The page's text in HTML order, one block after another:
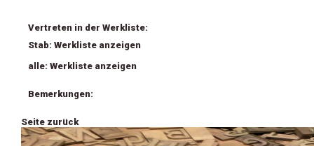
Vertreten in der Werkliste:
Stab: Werkliste anzeigen
alle: Werkliste anzeigen
Bemerkungen:
Seite zurück